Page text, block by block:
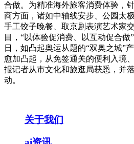
合做。为精准海外旅客消费体验，
商方面，诸如中轴线安步、公园太
手工饺子晚餐、取京剧表演艺术家
目，“以体验促消费、以互动促合
日，如凸起奥运从题的“双奥之城”
愈加凸起，从免签通关的便利入境
报记者从市文化和旅逛局获悉，并
动。
关于我们